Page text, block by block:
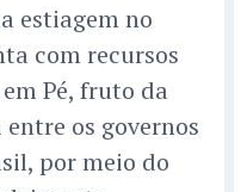
estiagem no
com recursos
Pé, fruto da
os governos
por meio do